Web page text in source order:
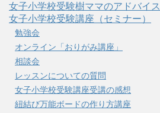
女子小学校受験樹ママのアドバイス
女子小学校受験講座（セミナー）
勉強会
オンライン「おりがみ講座」
相談会
レッスンについての質問
女子小学校受験講座受講の感想
紐結び万能ボードの作り方講座